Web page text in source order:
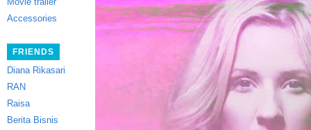
Accessories
FRIENDS
Diana Rikasari
RAN
Raisa
Berita Bisnis